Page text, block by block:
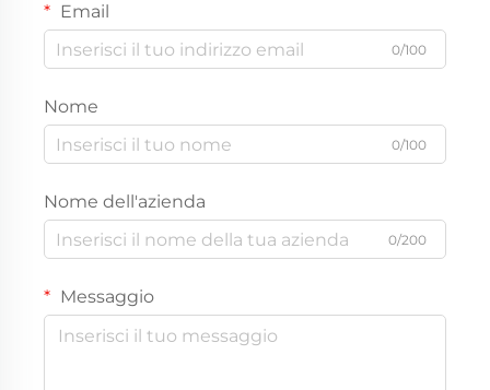
Email
0/100
Nome
0/100
Nome dell'azienda
0/200
Messaggio